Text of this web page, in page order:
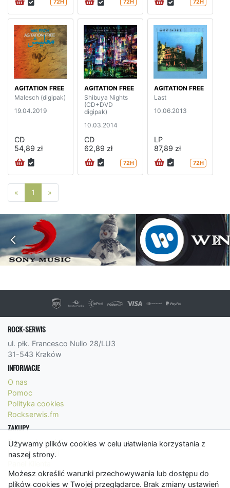
Używamy plików cookies w celu ułatwienia korzystania z
naszej strony.
Możesz określić warunki przechowywania lub dostępu do
plików cookies w Twojej przeglądarce. Brak zmiany ustawień
72H 72H 72H
AGITATION FREE
Malesch (digipak)
19.04.2019
CD
54,89 zł
AGITATION FREE
Shibuya Nights
(CD+DVD
digipak)
10.03.2014
CD
62,89 zł
72H
AGITATION FREE
Last
10.06.2013
LP
87,89 zł
72H
« Poprzednia strona
1 »
ROCK-SERWIS
ul. płk. Francesco Nullo 28/LU3
31-543 Kraków
INFORMACJE
O nas
Pomoc
Polityka cookies
Rockserwis.fm
ZAKUPY
Formy płatności
Koszty wysyłki
Regulamin